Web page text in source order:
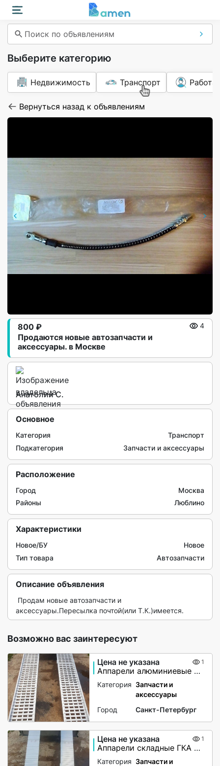
Поиск по объявлениям
Выберите категорию
Недвижимость Транспорт Работа
Вернуться назад к объявлениям
Продаются новые автозапчасти и
аксессуары. в Москве
800 ₽ 4
Анатолий С.
Основное
Категория
Транспорт
Подкатегория
Запчасти и аксессуары
Расположение
Город
Москва
Районы
Люблино
Характеристики
Новое/БУ
Новое
Тип товара
Автозапчасти
Описание объявления
аксессуары.Пересылка почтой(или Т.К.)имеется.
Возможно вас заинтересуют
Цена не указана 1
Аппарели алюминиевые с бортами
Категория Запчасти и
аксессуары
Город
Санкт-Петербург
Цена не указана 1
Аппарели складные ГКА 5.225.28.2/1(100%)СР
Категория Запчасти и